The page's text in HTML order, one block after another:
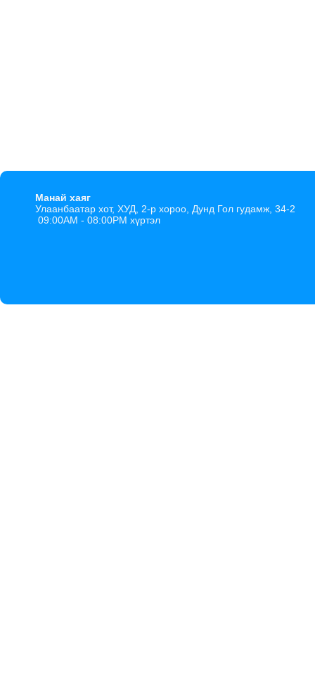
Манай хаяг
Улаанбаатар хот, ХУД, 2-р хороо, Дунд Гол гудамж, 34-2
09:00AM - 08:00PM хүртэл